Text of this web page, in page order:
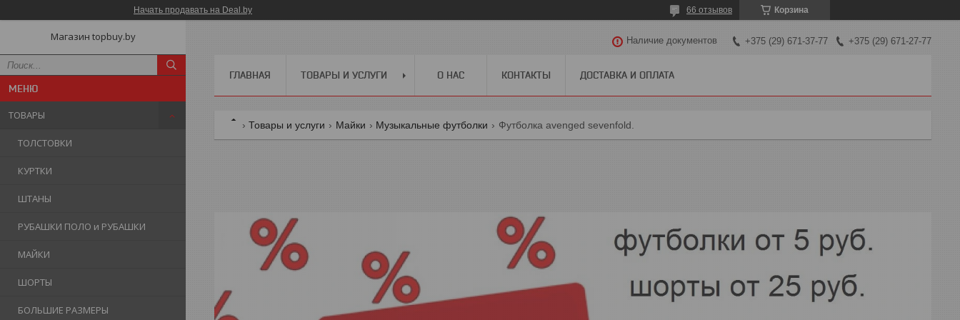
Начать продавать на Deal.by Корзина
66 отзывов
Магазин topbuy.by
ТОВАРЫ
ТОЛСТОВКИ
КУРТКИ
ШТАНЫ
РУБАШКИ ПОЛО и РУБАШКИ
МАЙКИ
ШОРТЫ
БОЛЬШИЕ РАЗМЕРЫ
Наличие документов +375 (29) 671-37-77 +375 (29) 671-27-77
ГЛАВНАЯ ТОВАРЫ И УСЛУГИ О НАС КОНТАКТЫ ДОСТАВКА И ОПЛАТА
Товары и услуги Майки Музыкальные футболки Футболка avenged sevenfold.